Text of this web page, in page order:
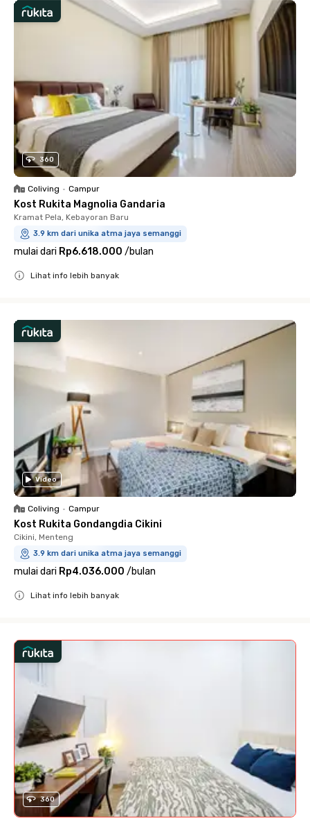
360
Coliving • Campur
Kost Rukita Magnolia Gandaria
Kramat Pela, Kebayoran Baru
3.9 km dari unika atma jaya semanggi
mulai dari Rp6.618.000 /bulan
Lihat info lebih banyak
Video
Coliving • Campur
Kost Rukita Gondangdia Cikini
Cikini, Menteng
3.9 km dari unika atma jaya semanggi
mulai dari Rp4.036.000 /bulan
Lihat info lebih banyak
360